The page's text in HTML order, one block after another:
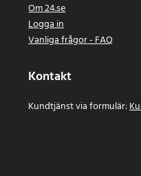
Om 24.se
Logga in
Vanliga frågor - FAQ
Kontakt
Kundtjänst via formulär: